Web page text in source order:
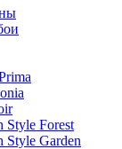
Style Forest
Style Garden